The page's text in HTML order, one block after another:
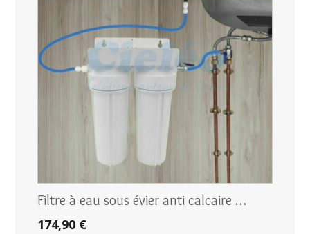
Filtre à eau sous évier anti calcaire …
174,90 €